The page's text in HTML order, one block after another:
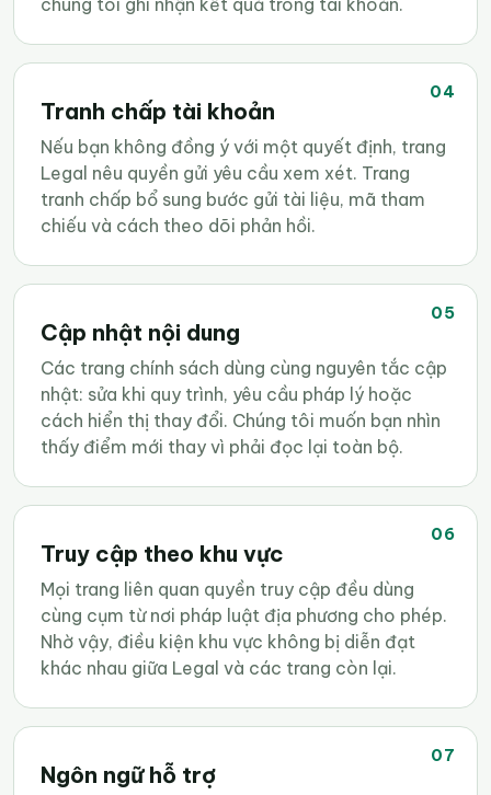
04
Tranh chấp tài khoản
Nếu bạn không đồng ý với một quyết định, trang
Legal nêu quyền gửi yêu cầu xem xét. Trang
tranh chấp bổ sung bước gửi tài liệu, mã tham
chiếu và cách theo dõi phản hồi.
05
Cập nhật nội dung
Các trang chính sách dùng cùng nguyên tắc cập
nhật: sửa khi quy trình, yêu cầu pháp lý hoặc
cách hiển thị thay đổi. Chúng tôi muốn bạn nhìn
thấy điểm mới thay vì phải đọc lại toàn bộ.
06
Truy cập theo khu vực
Mọi trang liên quan quyền truy cập đều dùng
cùng cụm từ nơi pháp luật địa phương cho phép.
Nhờ vậy, điều kiện khu vực không bị diễn đạt
khác nhau giữa Legal và các trang còn lại.
07
Ngôn ngữ hỗ trợ